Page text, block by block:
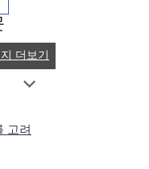
고려
더보기